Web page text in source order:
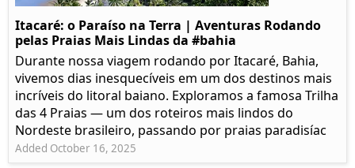
Itacaré: o Paraíso na Terra | Aventuras Rodando
pelas Praias Mais Lindas da #bahia
Durante nossa viagem rodando por Itacaré, Bahia,
vivemos dias inesquecíveis em um dos destinos mais
incríveis do litoral baiano. Exploramos a famosa Trilha
das 4 Praias — um dos roteiros mais lindos do
Nordeste brasileiro, passando por praias paradisíac
Added October 16, 2025